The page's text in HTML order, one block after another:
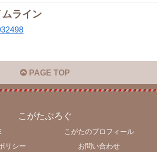
ライン
PAGE TOP
こがたぶろぐ
こがたのプロフィール
リシー
お問い合わせ